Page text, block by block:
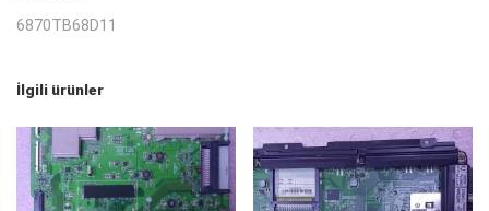
6870TB68D11
İlgili ürünler